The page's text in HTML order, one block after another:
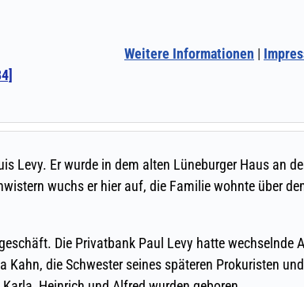
Weitere Informationen |